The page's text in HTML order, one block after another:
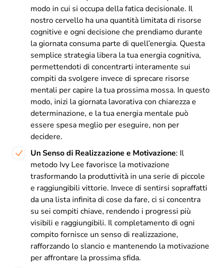
modo in cui si occupa della fatica decisionale. Il
nostro cervello ha una quantità limitata di risorse
cognitive e ogni decisione che prendiamo durante
la giornata consuma parte di quell’energia. Questa
semplice strategia libera la tua energia cognitiva,
permettendoti di concentrarti interamente sui
compiti da svolgere invece di sprecare risorse
mentali per capire la tua prossima mossa. In questo
modo, inizi la giornata lavorativa con chiarezza e
determinazione, e la tua energia mentale può
essere spesa meglio per eseguire, non per
decidere.
Un Senso di Realizzazione e Motivazione: Il
metodo Ivy Lee favorisce la motivazione
trasformando la produttività in una serie di piccole
e raggiungibili vittorie. Invece di sentirsi sopraffatti
da una lista infinita di cose da fare, ci si concentra
su sei compiti chiave, rendendo i progressi più
visibili e raggiungibili. Il completamento di ogni
compito fornisce un senso di realizzazione,
rafforzando lo slancio e mantenendo la motivazione
per affrontare la prossima sfida.